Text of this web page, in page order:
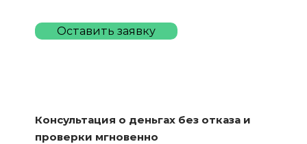
Оставить заявку
Консультация о деньгах без отказа и
проверки мгновенно